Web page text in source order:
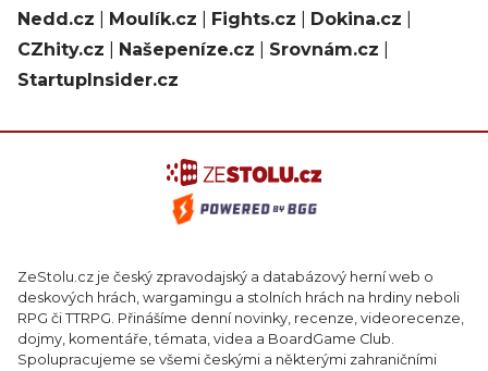
Nedd.cz
Moulík.cz Fights.cz Dokina.cz
CZhity.cz
Našepeníze.cz Srovnám.cz
StartupInsider.cz
ZeStolu.cz je český zpravodajský a databázový herní web o
deskových hrách, wargamingu a stolních hrách na hrdiny neboli
RPG či TTRPG. Přinášíme denní novinky, recenze, videorecenze,
dojmy, komentáře, témata, videa a BoardGame Club.
Spolupracujeme se všemi českými a některými zahraničními